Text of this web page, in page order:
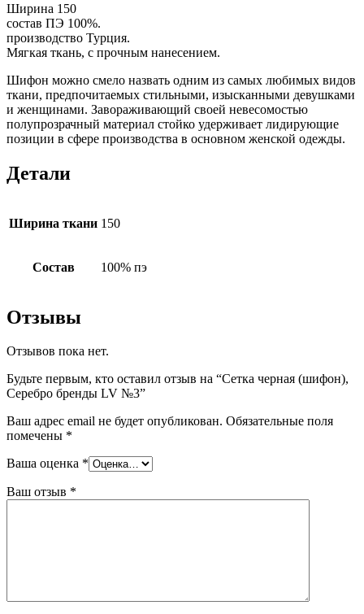
Ширина 150
состав ПЭ 100%.
производство Турция.
Мягкая ткань, с прочным нанесением.
Шифон можно смело назвать одним из самых любимых видов
ткани, предпочитаемых стильными, изысканными девушками
и женщинами. Завораживающий своей невесомостью
полупрозрачный материал стойко удерживает лидирующие
позиции в сфере производства в основном женской одежды.
Детали
Ширина ткани 150
Состав 100% пэ
Отзывы
Отзывов пока нет.
Будьте первым, кто оставил отзыв на “Сетка черная (шифон),
Серебро бренды LV №3”
Ваш адрес email не будет опубликован. Обязательные поля
помечены *
Ваша оценка *
Ваш отзыв *